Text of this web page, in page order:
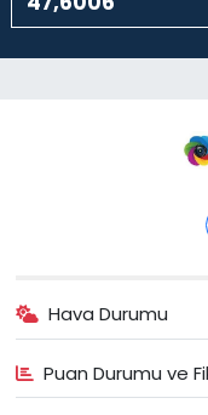
Hava Durumu
Puan Durumu ve